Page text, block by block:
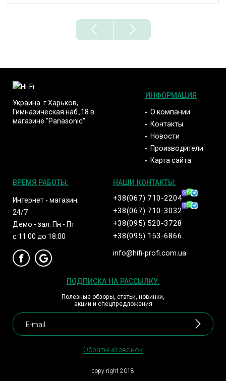
Украина. г.Харьков,
Гимназическая наб.,18 в
магазине "Panasonic"
ИНФОРМАЦИЯ
О компании
Контакты
Новости
Производители
Карта сайта
ВРЕМЯ РАБОТЫ:
Интернет - магазин:
24/7
Демо - зал: Пн - Пт
с 11:00 до 18:00
НАШИ КОНТАКТЫ:
+38(067) 710-2204
+38(067) 710-3032
+38(095) 520-3728
+38(095) 153-6866
info@hifi-profi.com.ua
ПОДПИСКА НА РАССЫЛКУ:
Полезные обзоры, статьи, новинки,
акции и спецпредложения
Обратный звонок
copy right 2018